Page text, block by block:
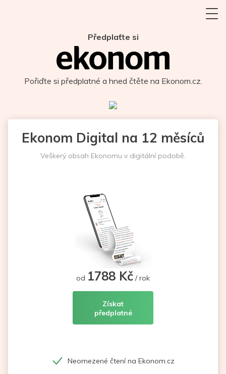
Předplaťte si
Pořiďte si předplatné a hned čtěte na Ekonom.cz.
Ekonom Digital na 12 měsíců
Veškerý obsah Ekonomu v digitální podobě.
od 1788 Kč / rok
Získat
předplatné
Neomezené čtení na Ekonom.cz